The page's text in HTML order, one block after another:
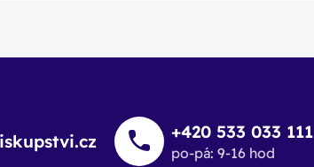
+420 533 033 111
po-pá: 9-16 hod